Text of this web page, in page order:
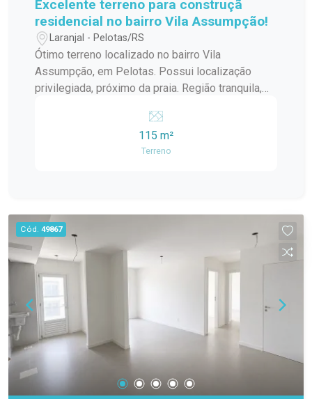
Excelente terreno para construçã
residencial no bairro Vila Assumpção!
Laranjal - Pelotas/RS
Ótimo terreno localizado no bairro Vila
Assumpção, em Pelotas. Possui localização
privilegiada, próximo da praia. Região tranquila,
115 m²
Terreno
Cód. 49867